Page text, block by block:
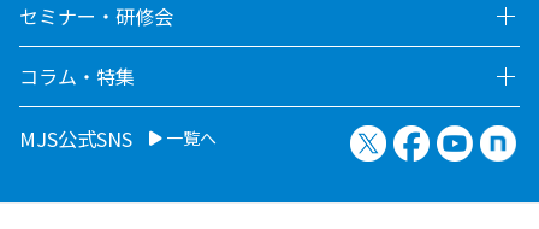
セミナー・研修会
コラム・特集
MJS公式SNS 一覧へ X（旧Twitter）
Facebook